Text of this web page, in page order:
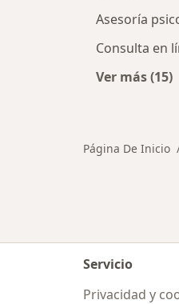
Asesoría
Consulta en
Ver más (15)
Página De Inicio
Servicio
Privacidad y